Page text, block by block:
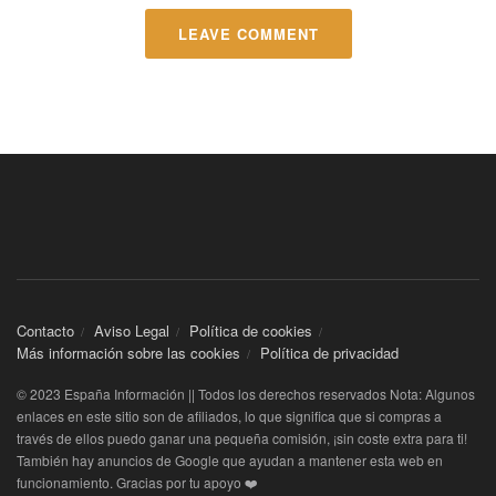
LEAVE COMMENT
Contacto Aviso Legal
Política de cookies
Más información sobre las cookies
Política de privacidad
© 2023 España Información || Todos los derechos reservados Nota: Algunos
enlaces en este sitio son de afiliados, lo que significa que si compras a
través de ellos puedo ganar una pequeña comisión, ¡sin coste extra para ti!
También hay anuncios de Google que ayudan a mantener esta web en
funcionamiento. Gracias por tu apoyo ❤️